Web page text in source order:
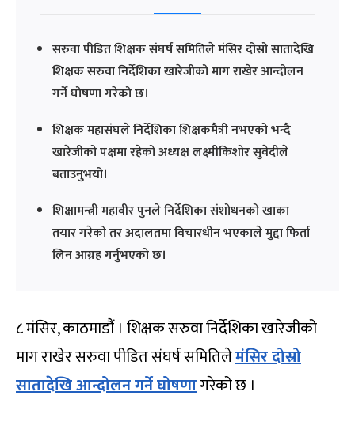
सरुवा पीडित शिक्षक संघर्ष समितिले मंसिर दोस्रो सातादेखि
शिक्षक सरुवा निर्देशिका खारेजीको माग राखेर आन्दोलन
गर्ने घोषणा गरेको छ।
शिक्षक महासंघले निर्देशिका शिक्षकमैत्री नभएको भन्दै
खारेजीको पक्षमा रहेको अध्यक्ष लक्ष्मीकिशोर सुवेदीले
बताउनुभयो।
शिक्षामन्त्री महावीर पुनले निर्देशिका संशोधनको खाका
तयार गरेको तर अदालतमा विचारधीन भएकाले मुद्दा फिर्ता
लिन आग्रह गर्नुभएको छ।
८ मंसिर, काठमाडौं । शिक्षक सरुवा निर्देशिका खारेजीको
माग राखेर सरुवा पीडित संघर्ष समितिलेमंसिर दोस्रो
सातादेखि आन्दोलन गर्ने घोषणागरेको छ ।